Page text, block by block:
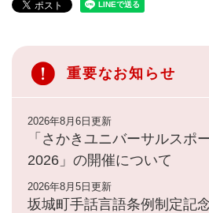
重要なお知らせ
2026年8月6日更新
「さかきユニバーサルスポ
2026」の開催について
2026年8月5日更新
坂城町手話言語条例制定記